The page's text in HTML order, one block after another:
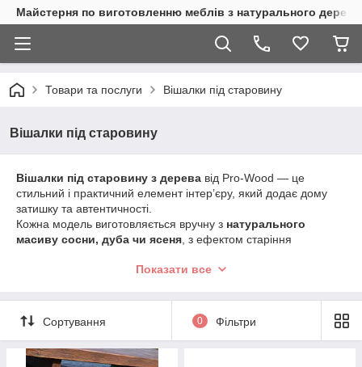
Майстерня по виготовленню меблів з натурального
Товари та послуги Вішалки під старовину
Вішалки під старовину
Вішалки під старовину з дерева від Pro-Wood — це
стильний і практичний елемент інтер’єру, який додає дому
затишку та автентичності.
Кожна модель виготовляється вручну з натурального
масиву сосни, дуба чи ясеня , з ефектом старіння
У каталозі представлені:
настінні вішалки під старовину з кованими гачками;
підлогові моделі з лавкою або комодом;
кутові та декоративні варіанти для передпокою, лазні
чи будинку.
Показати все
Сортування 0 Фільтри